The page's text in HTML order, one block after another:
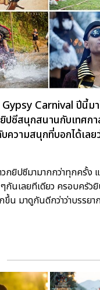
Gypsy Carnival ปีนี้
ปซีสนุกสนานกับเทศก
ความสนุกที่บอกได้เล
กยิปซีมามากกว่าทุกครั้ง
ๆกันเลยทีเดียว ครอบครั
มาดูกันดีกว่าว่าบรรยา